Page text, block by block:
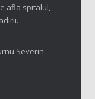
afla spitalul,
Severin